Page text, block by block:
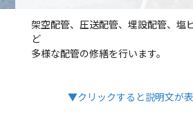
架空配管、圧送配管、埋設配管、塩
ど
多様な配管の修繕を行います。
▼クリックすると説明文が